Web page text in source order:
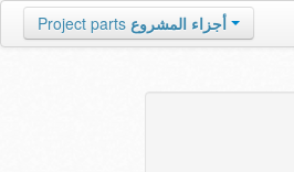
Project parts أجزاء المشروع